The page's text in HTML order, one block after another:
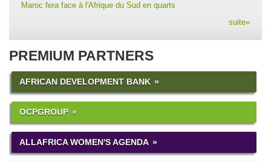
Maroc fera face à l'Afrique du Sud en quarts
suite»
PREMIUM PARTNERS
AFRICAN DEVELOPMENT BANK
OCPGROUP
ALLAFRICA WOMEN'S AGENDA